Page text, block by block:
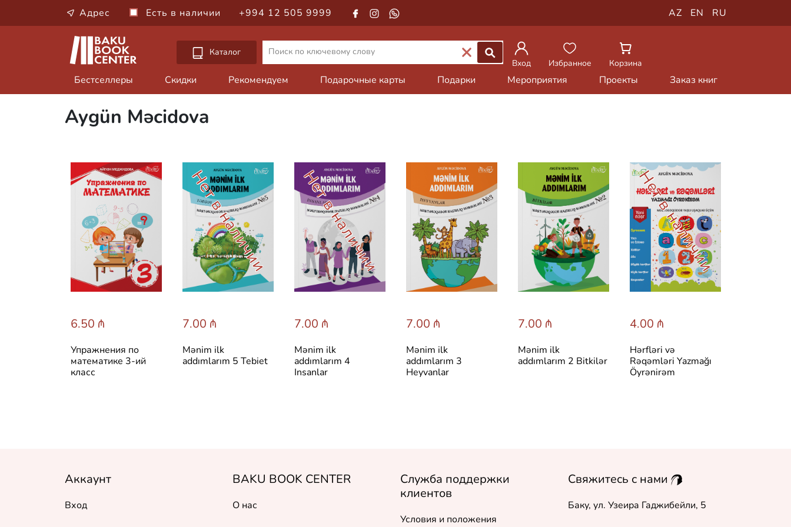
Адрес Есть в наличии +994 12 505 9999 AZ EN RU
Каталог
Вход
Избранное Корзина
Бестселлеры Скидки Рекомендуем Подарочные карты Подарки Мероприятия Проекты Заказ книг
Aygün Məcidova
6.50 ₼
Упражнения по
математике 3-ий
класс
Нет в наличии
7.00 ₼
Mənim ilk
addımlarım 5 Tebiet
Нет в наличии
7.00 ₼
Mənim ilk
addımlarım 4
Insanlar
7.00 ₼
Mənim ilk
addımlarım 3
Heyvanlar
7.00 ₼
Mənim ilk
addımlarım 2 Bitkilər
Нет в наличии
4.00 ₼
Hərfləri və
Rəqəmləri Yazmağı
Öyrənirəm
Аккаунт
Вход
BAKU BOOK CENTER
О нас
Служба поддержки
клиентов
Условия и положения
Свяжитесь с нами
Баку, ул. Узеира Гаджибейли, 5